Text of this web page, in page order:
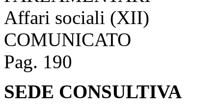
Affari sociali (XII)
COMUNICATO
Pag. 190
SEDE CONSULTIVA